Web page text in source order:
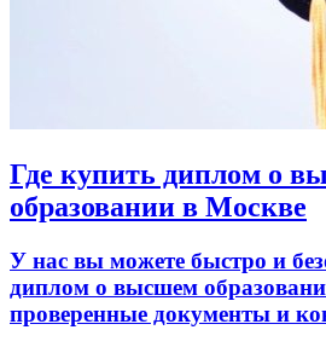
Где купить диплом о
образовании в Москве
У нас вы можете быстро и
диплом о высшем
проверенные документы и